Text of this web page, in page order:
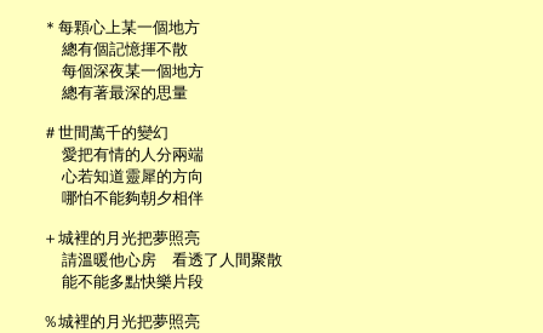
   ＊每顆心上某一個地方
     總有個記憶揮不散
     每個深夜某一個地方
     總有著最深的思量
   ＃世間萬千的變幻
     愛把有情的人分兩端
     心若知道靈犀的方向
     哪怕不能夠朝夕相伴
   ＋城裡的月光把夢照亮
     請溫暖他心房　看透了人間聚散
     能不能多點快樂片段
   ％城裡的月光把夢照亮